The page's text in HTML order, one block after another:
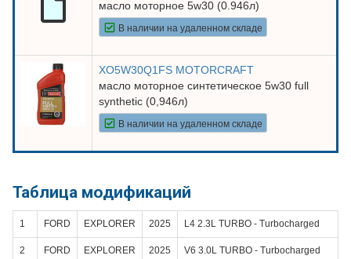
масло моторное 5w30 (0.946л)
В наличии на удаленном складе
XO5W30Q1FS MOTORCRAFT
масло моторное синтетическое 5w30 full
synthetic (0,946л)
В наличии на удаленном складе
Таблица модификаций
1 FORD EXPLORER 2025 L4 2.3L TURBO - Turbocharged
2 FORD EXPLORER 2025 V6 3.0L TURBO - Turbocharged